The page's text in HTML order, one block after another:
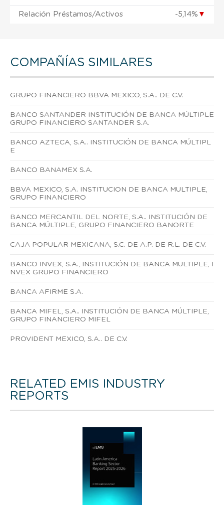
Relación Préstamos/Activos -5,14% ▼
COMPAÑÍAS SIMILARES
GRUPO FINANCIERO BBVA MEXICO, S.A.. DE C.V.
BANCO SANTANDER INSTITUCIÓN DE BANCA MÚLTIPLE
GRUPO FINANCIERO SANTANDER S.A.
BANCO AZTECA, S.A.. INSTITUCIÓN DE BANCA MÚLTIPL
E
BANCO BANAMEX S.A.
BBVA MEXICO, S.A. INSTITUCION DE BANCA MULTIPLE,
GRUPO FINANCIERO
BANCO MERCANTIL DEL NORTE, S.A.. INSTITUCIÓN DE
BANCA MÚLTIPLE, GRUPO FINANCIERO BANORTE
CAJA POPULAR MEXICANA, S.C. DE A.P. DE R.L. DE C.V.
BANCO INVEX, S.A., INSTITUCIÓN DE BANCA MULTIPLE, I
NVEX GRUPO FINANCIERO
BANCA AFIRME S.A.
BANCA MIFEL, S.A.. INSTITUCIÓN DE BANCA MÚLTIPLE,
GRUPO FINANCIERO MIFEL
PROVIDENT MEXICO, S.A.. DE C.V.
RELATED EMIS INDUSTRY
REPORTS